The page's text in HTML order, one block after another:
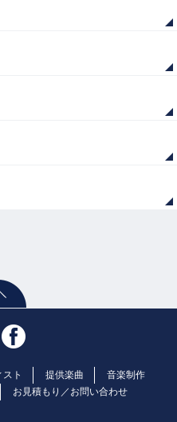
ト 提供楽曲
音楽制作
お見積もり／お問い合わせ